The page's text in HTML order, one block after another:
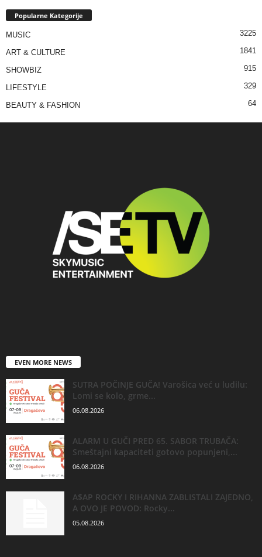
Popularne Kategorije
MUSIC 3225
ART & CULTURE 1841
SHOWBIZ 915
LIFESTYLE 329
BEAUTY & FASHION 64
EVEN MORE NEWS
SUTRA POČINJE GUČA! Varošica već u ludilu:
Lomi se kolo, grme...
06.08.2026
ALARM U GUČI PRED 65. SABOR TRUBAČA:
Smeštajni kapaciteti gotovo popunjeni,...
06.08.2026
A$AP ROCKY I RIHANNA ZABLISTALI ZAJEDNO,
A OVO JE POVOD: Rocky...
05.08.2026